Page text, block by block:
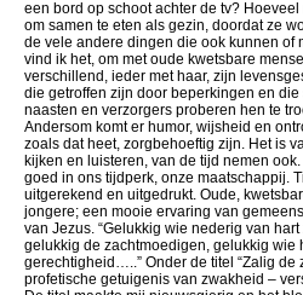
een bord op schoot achter de tv?
om samen te eten als gezin, doordat ze
de vele andere dingen die ook kunnen of
vind ik het, om met oude kwetsbare
verschillend, ieder met haar, zijn
die getroffen zijn door beperkingen en
naasten en verzorgers proberen hen te
Andersom komt er humor, wijsheid en
zoals dat heet, zorgbehoeftig zijn. Het is
kijken en luisteren, van de tijd nemen
goed in ons tijdperk, onze maatschappij.
uitgerekend en uitgedrukt. Oude,
jongere; een mooie ervaring van
van Jezus. “Gelukkig wie nederig van
gelukkig de zachtmoedigen, gelukkig wie
gerechtigheid…..” Onder de titel “Zalig de
profetische getuigenis van zwakheid –